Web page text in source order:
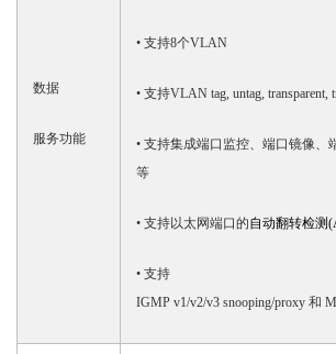
数据
服务功能
• 支持8个VLAN
• 支持VLAN tag, untag, transparent,
• 支持集成端口监控、端口镜像、
等
• 支持以太网端口的自动翻转检测
• 支持
IGMP v1/v2/v3 snooping/proxy 和